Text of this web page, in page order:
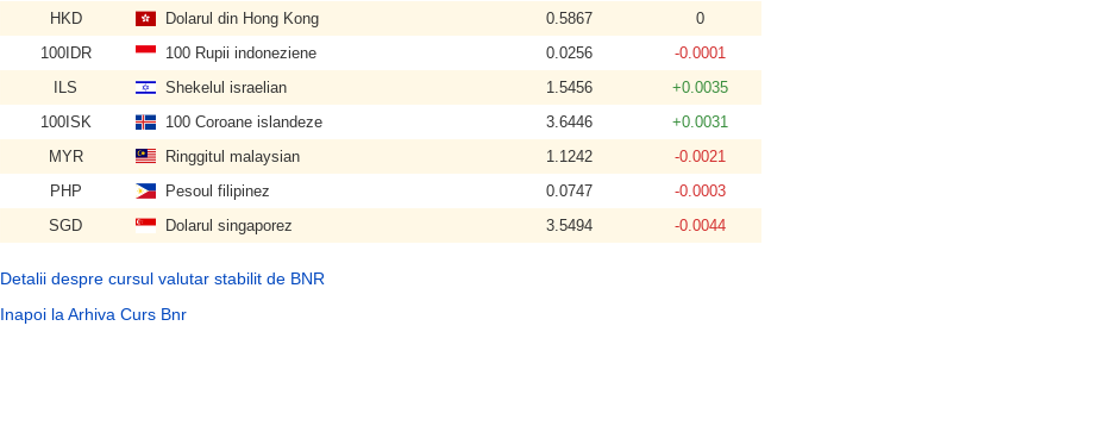
HKD
Dolarul din Hong Kong 0.5867
0
100IDR
100 Rupii indoneziene 0.0256
-0.0001
ILS
Shekelul israelian 1.5456
+0.0035
100ISK
100 Coroane islandeze 3.6446
+0.0031
MYR
Ringgitul malaysian 1.1242
-0.0021
PHP
Pesoul filipinez 0.0747
-0.0003
SGD
Dolarul singaporez 3.5494 -0.0044
Detalii despre cursul valutar stabilit de BNR
Inapoi la Arhiva Curs Bnr